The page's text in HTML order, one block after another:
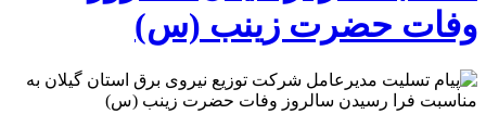
وفات حضرت زینب (س)